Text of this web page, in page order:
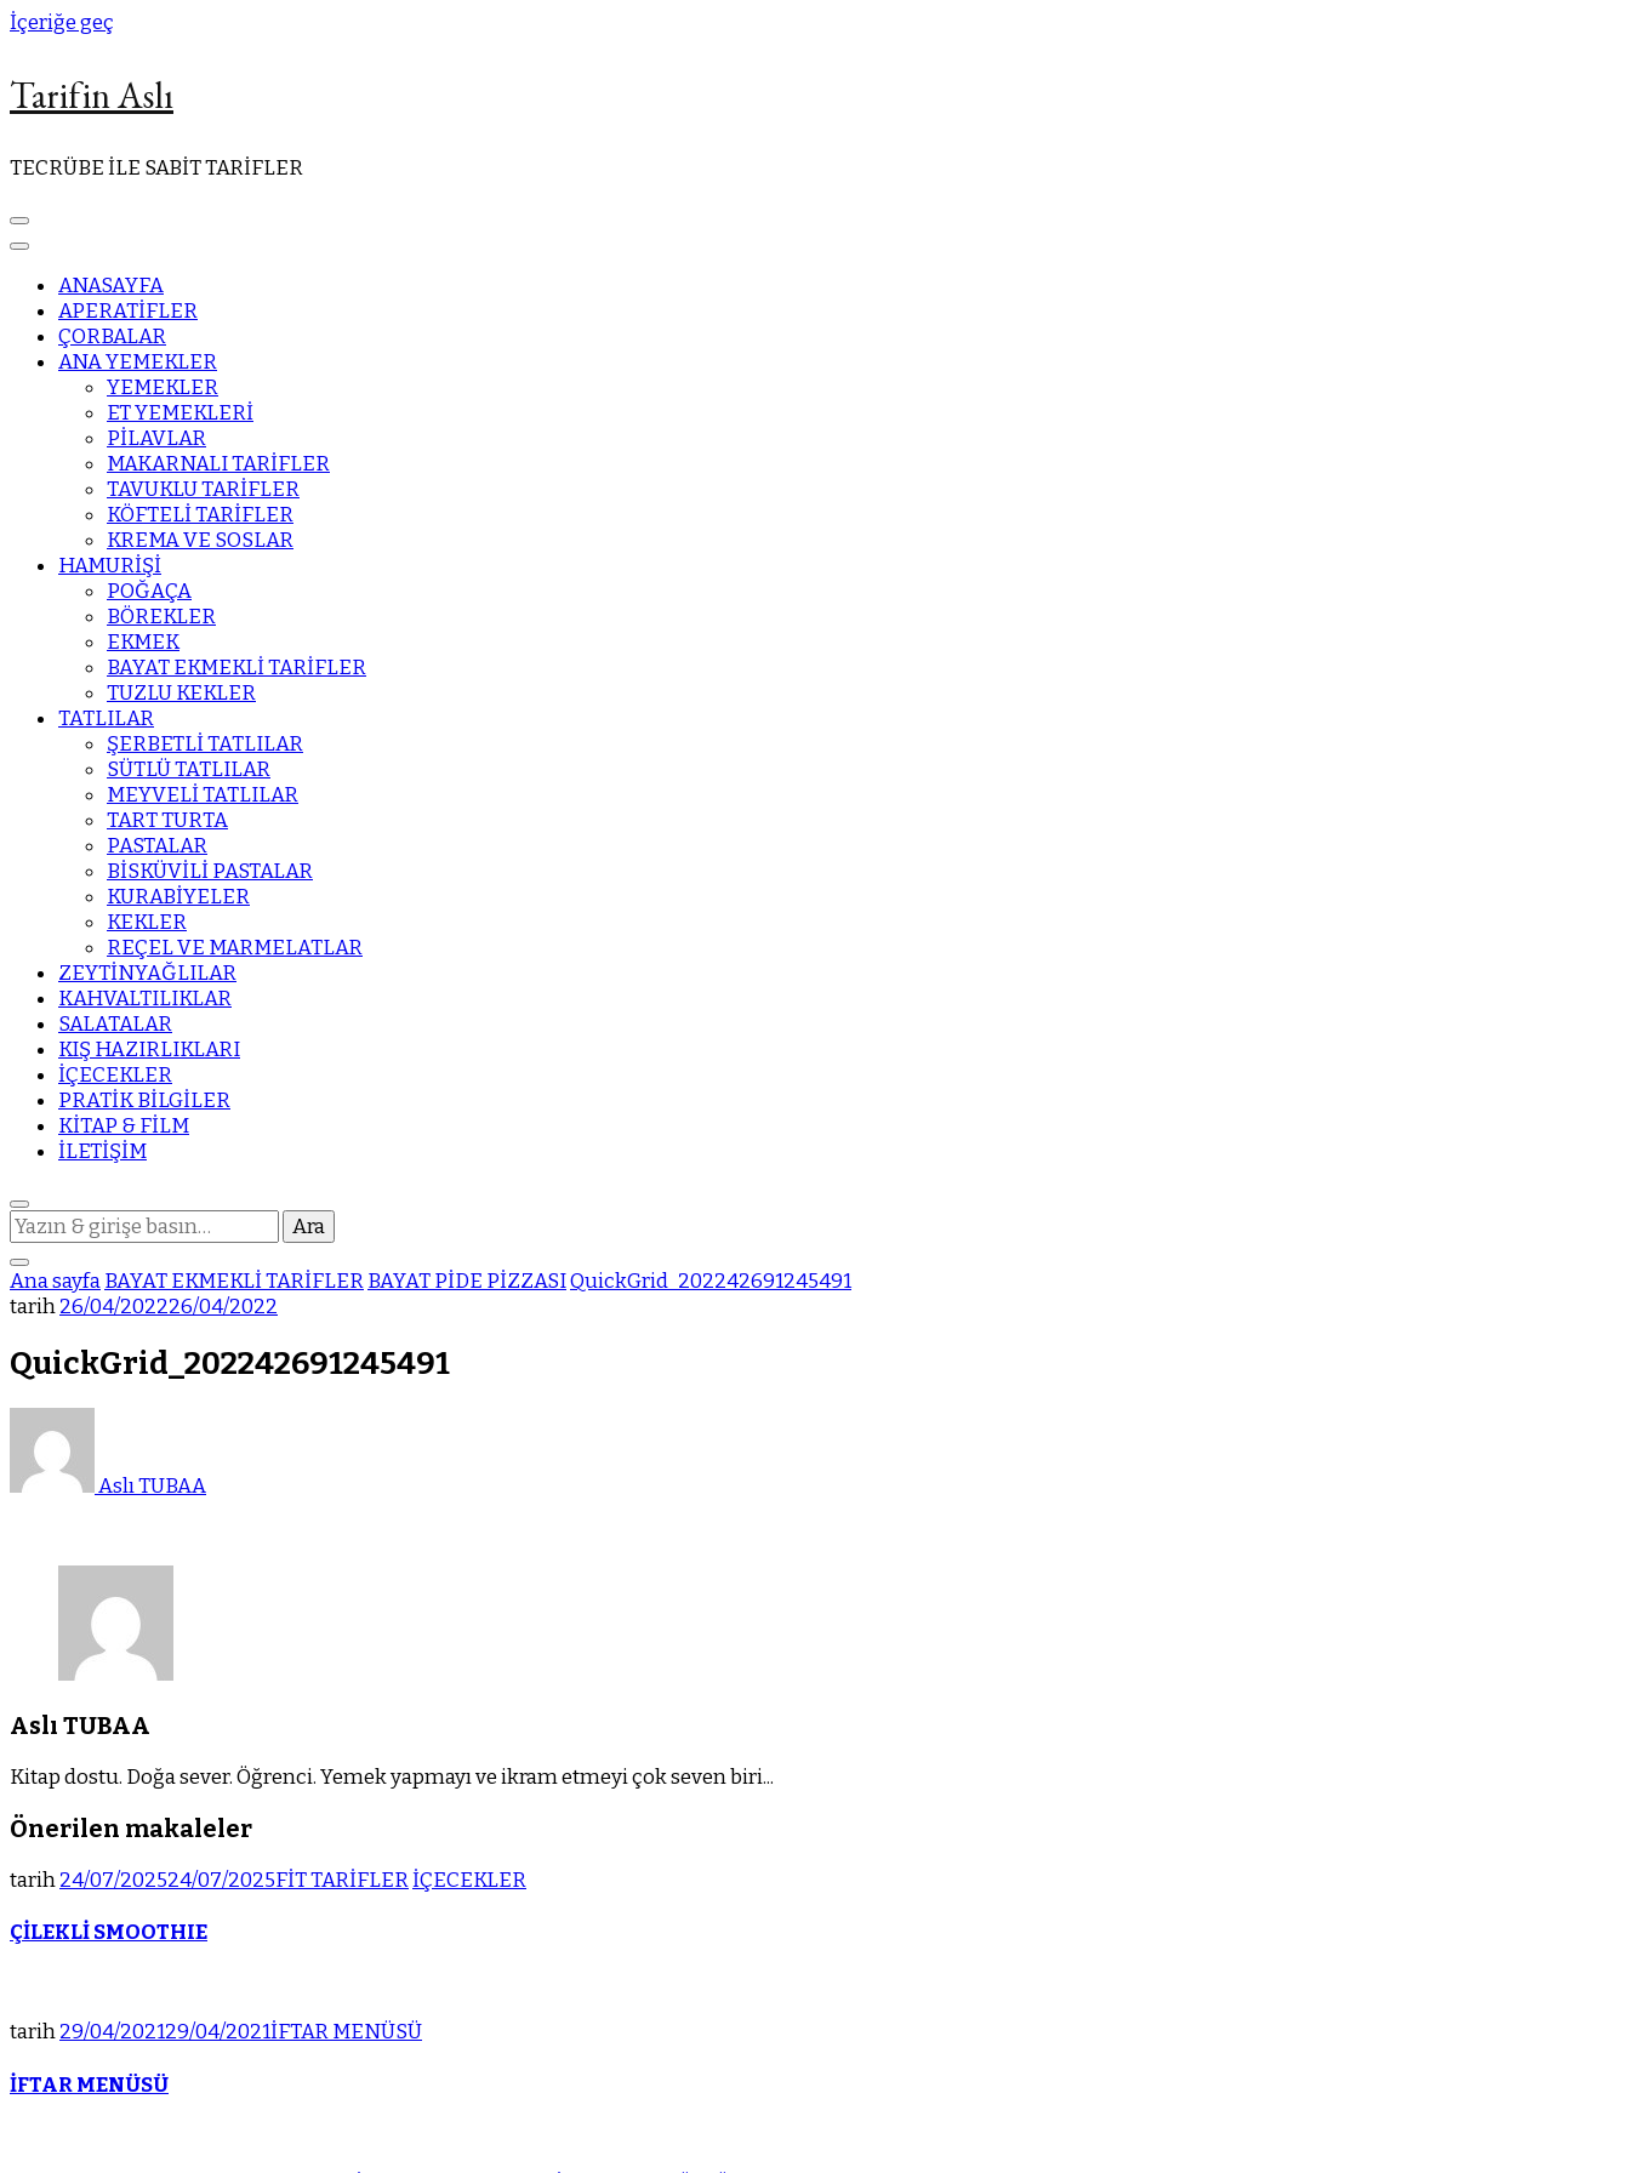
İçeriğe geç
Tarifin Aslı
TECRÜBE İLE SABİT TARİFLER
ANASAYFA
APERATİFLER
ÇORBALAR
ANA YEMEKLER
YEMEKLER
ET YEMEKLERİ
PİLAVLAR
MAKARNALI TARİFLER
TAVUKLU TARİFLER
KÖFTELİ TARİFLER
KREMA VE SOSLAR
HAMURİŞİ
POĞAÇA
BÖREKLER
EKMEK
BAYAT EKMEKLİ TARİFLER
TUZLU KEKLER
TATLILAR
ŞERBETLİ TATLILAR
SÜTLÜ TATLILAR
MEYVELİ TATLILAR
TART TURTA
PASTALAR
BİSKÜVİLİ PASTALAR
KURABİYELER
KEKLER
REÇEL VE MARMELATLAR
ZEYTİNYAĞLILAR
KAHVALTILIKLAR
SALATALAR
KIŞ HAZIRLIKLARI
İÇECEKLER
PRATİK BİLGİLER
KİTAP & FİLM
İLETİŞİM
Bir
şey
mi
arıyorsunuz?
Ana sayfaBAYAT EKMEKLİ TARİFLERBAYAT PİDE PİZZASIQuickGrid_202242691245491
tarih26/04/202226/04/2022
QuickGrid_202242691245491
Aslı TUBAA
Aslı TUBAA
Kitap dostu. Doğa sever. Öğrenci. Yemek yapmayı ve ikram etmeyi çok seven biri...
Önerilen makaleler
tarih24/07/202524/07/2025FİT TARİFLERİÇECEKLER
ÇİLEKLİ SMOOTHIE
tarih29/04/202129/04/2021İFTAR MENÜSÜ
İFTAR MENÜSÜ